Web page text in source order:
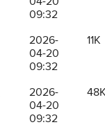
09:32
2026-
04-20
09:32
11K
2026-
04-20
09:32